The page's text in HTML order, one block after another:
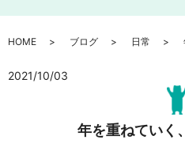
HOME ブログ 日常
2021/10/03
年を重ねていく